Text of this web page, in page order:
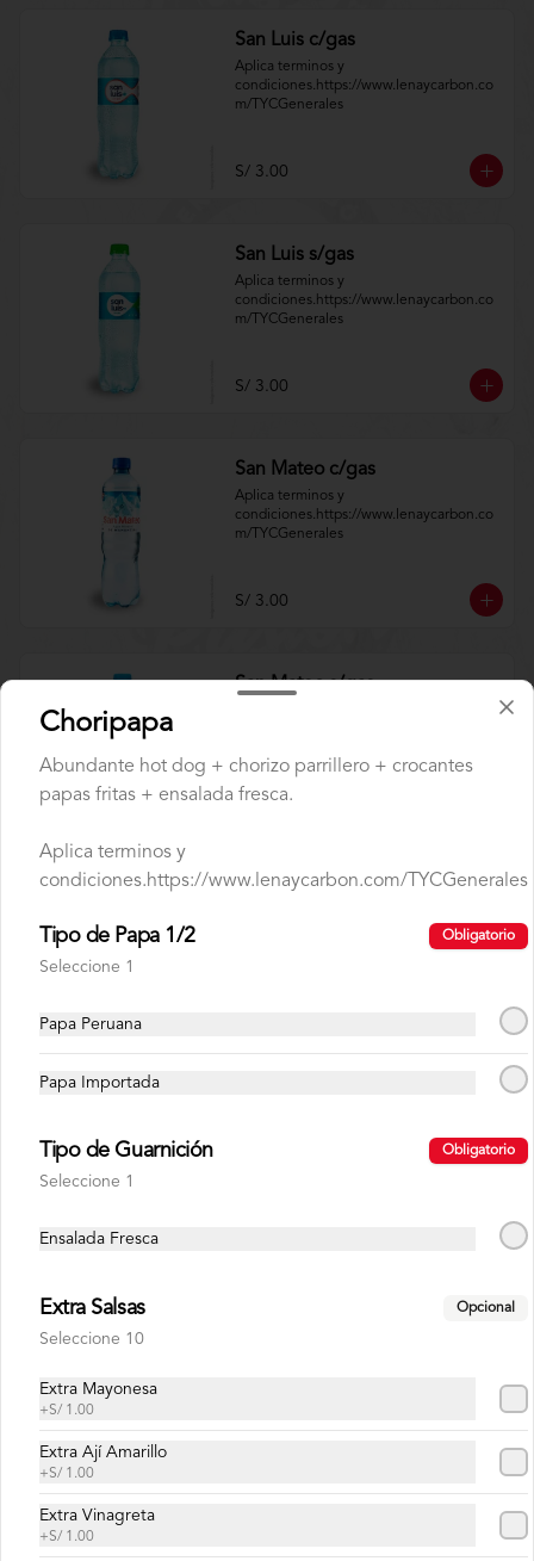
San Luis c/gas
Aplica terminos y
condiciones.https://www.lenaycarbon.co
m/TYCGenerales
S/ 3.00
San Luis s/gas
Aplica terminos y
condiciones.https://www.lenaycarbon.co
m/TYCGenerales
S/ 3.00
San Mateo c/gas
Aplica terminos y
condiciones.https://www.lenaycarbon.co
m/TYCGenerales
S/ 3.00
San Mateo s/gas
Misión, visión y valores
Trabaja con nosotros
Reservas
Términos y condiciones
Política de privacidad
Redes sociales
Facebook
Choripapa
Abundante hot dog + chorizo parrillero + crocantes
papas fritas + ensalada fresca.
Aplica terminos y
condiciones.https://www.lenaycarbon.com/TYCGenerales
Tipo de Papa 1/2 Obligatorio
Seleccione 1
Papa Peruana
Papa Importada
Tipo de Guarnición Obligatorio
Seleccione 1
Ensalada Fresca
Extra Salsas Opcional
Seleccione 10
Extra Mayonesa
+S/ 1.00
Extra Ají Amarillo
+S/ 1.00
Extra Vinagreta
+S/ 1.00